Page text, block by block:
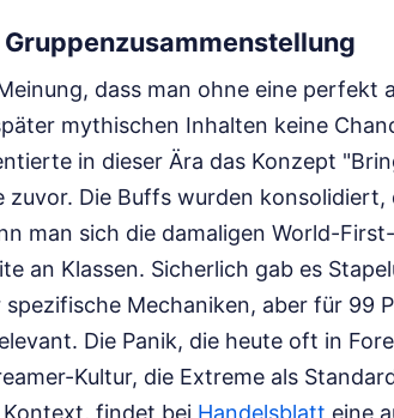
dass man ohne eine perfekt
mythischen Inhalten keine
in dieser Ära das Konzept
zuvor. Die Buffs wurden konsolidiert,
man sich die damaligen World-
an Klassen. Sicherlich gab es
Mechaniken, aber für 99
Die Panik, die heute oft in
Kultur, die Extreme als
findet bei Handelsblatt eine